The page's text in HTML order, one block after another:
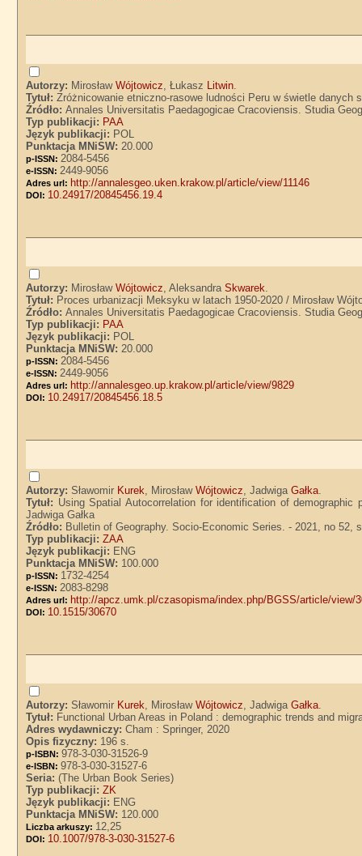
Autorzy: MirosławWójtowicz, Łukasz Litwin.
Tytuł:Zróżnicowanie etniczno-rasowe ludności Peru w świetle
Źródło:Annales Universitatis Paedagogicae Cracoviensis. Studia
Typ publikacji: PAA
Język publikacji: POL
Punktacja MNiSW:20.000
p-ISSN: 2084-5456
e-ISSN: 2449-9056
Adres url: http://annalesgeo.uken.krakow.pl/article/view/11146
DOI: 10.24917/20845456.19.4
Autorzy: MirosławWójtowicz, AleksandraSkwarek.
Tytuł: Proces urbanizacji Meksyku w latach 1950-2020 / Mirosław
Źródło:Annales Universitatis Paedagogicae Cracoviensis. Studia
Typ publikacji: PAA
Język publikacji: POL
Punktacja MNiSW:20.000
p-ISSN: 2084-5456
e-ISSN: 2449-9056
Adres url: http://annalesgeo.up.krakow.pl/article/view/9829
DOI: 10.24917/20845456.18.5
Autorzy:Sławomir Kurek, MirosławWójtowicz, JadwigaGałka.
Tytuł: Using Spatial Autocorrelation for identification of
Jadwiga Gałka
Źródło: Bulletin of Geography. Socio-Economic Series. - 2021, no 52,
Typ publikacji:ZAA
Język publikacji: ENG
Punktacja MNiSW: 100.000
p-ISSN: 1732-4254
e-ISSN: 2083-8298
Adres url: http://apcz.umk.pl/czasopisma/index.php/BGSS/article/view/
DOI: 10.1515/30670
Autorzy:Sławomir Kurek, MirosławWójtowicz, JadwigaGałka.
Tytuł: Functional Urban Areas in Poland : demographic trends and
Adres wydawniczy:Cham : Springer, 2020
Opis fizyczny: 196 s.
p-ISBN:978-3-030-31526-9
e-ISBN:978-3-030-31527-6
Seria:(The Urban Book Series)
Typ publikacji:ZK
Język publikacji: ENG
Punktacja MNiSW: 120.000
Liczba arkuszy: 12,25
DOI: 10.1007/978-3-030-31527-6